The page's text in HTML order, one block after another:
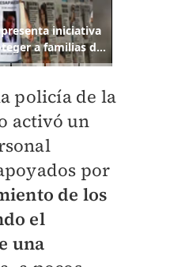
policía de la
activó un
por
de los
el
una